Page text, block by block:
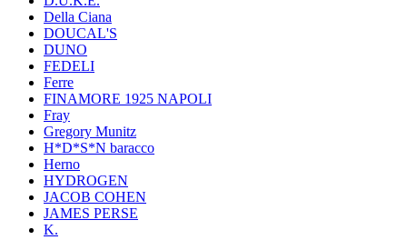
Della Ciana
DOUCAL'S
DUNO
FEDELI
Ferre
FINAMORE 1925 NAPOLI
Fray
Gregory Munitz
H*D*S*N baracco
Herno
HYDROGEN
JACOB COHEN
JAMES PERSE
K.